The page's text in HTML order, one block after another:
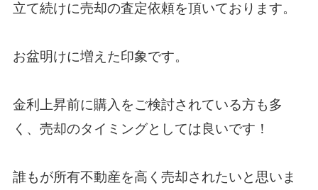
立て続けに売却の査定依頼を頂いております。
お盆明けに増えた印象です。
金利上昇前に購入をご検討されている方も多
く、売却のタイミングとしては良いです！
誰もが所有不動産を高く売却されたいと思いま